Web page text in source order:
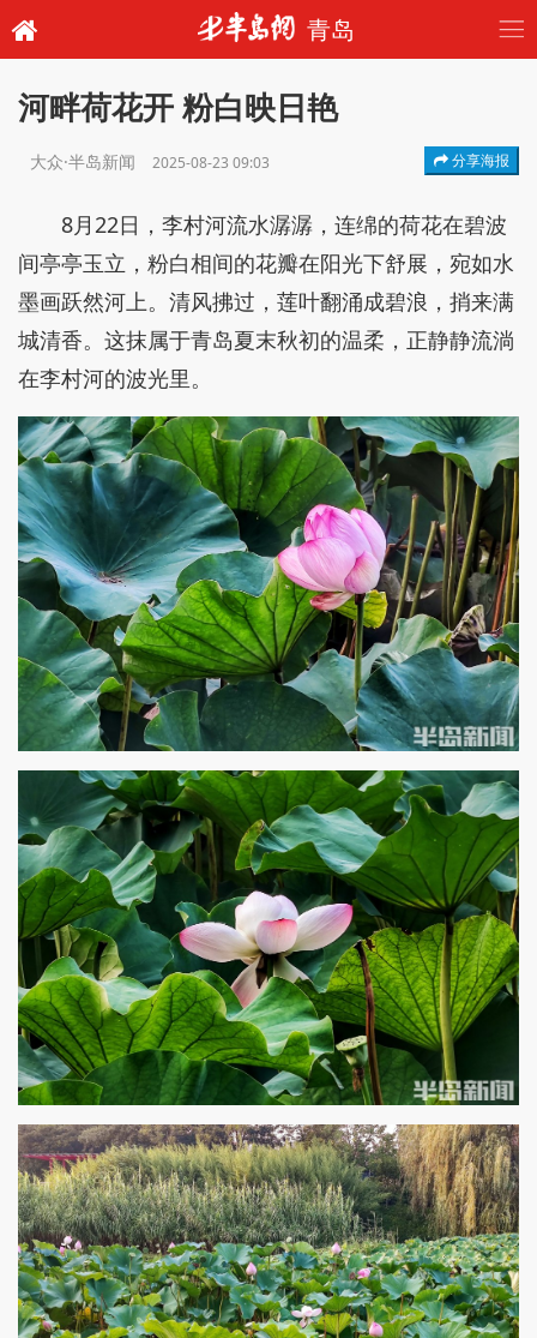
青岛
河畔荷花开 粉白映日艳
大众·半岛新闻 2025-08-23 09:03 分享海报
8月22日，李村河流水潺潺，连绵的荷花在碧波
间亭亭玉立，粉白相间的花瓣在阳光下舒展，宛如水
墨画跃然河上。清风拂过，莲叶翻涌成碧浪，捎来满
城清香。这抹属于青岛夏末秋初的温柔，正静静流淌
在李村河的波光里。